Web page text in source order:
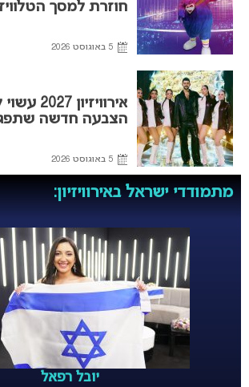
חוזרת למסך
5 באוגוסט 2026
הצבעה חדשה
5 באוגוסט 2026
מתמודדי ישראל באירוויזיון:
יובל רפאל